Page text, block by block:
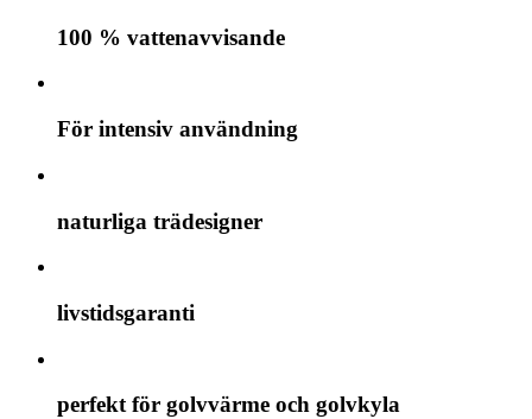
100 % vattenavvisande
För intensiv användning
naturliga trädesigner
livstidsgaranti
perfekt för golvvärme och golvkyla